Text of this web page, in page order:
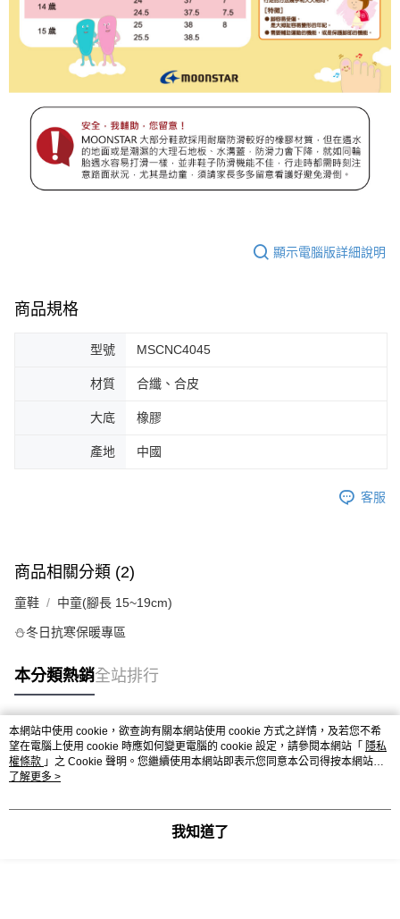
顯示電腦版詳細說明
商品規格
型號 MSCNC4045
材質 合纖、合皮
大底 橡膠
產地 中國
客服
商品相關分類 (2)
童鞋 中童(腳長 15~19cm)
⛄冬日抗寒保暖專區
本分類熱銷全站排行
熱門標籤
本網站中使用 cookie，欲查詢有關本網站使用 cookie 方式之詳情，及若您不希
望在電腦上使用 cookie 時應如何變更電腦的 cookie 設定，請參閱本網站「 隱私
權條款 」之 Cookie 聲明。您繼續使用本網站即表示您同意本公司得按本網站使
用條款之 Cookie 聲明使用 cookie。
了解更多 >
我知道了